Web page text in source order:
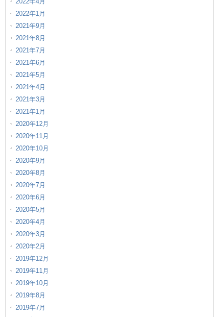
2022年1月
2021年9月
2021年8月
2021年7月
2021年6月
2021年5月
2021年4月
2021年3月
2021年1月
2020年12月
2020年11月
2020年10月
2020年9月
2020年8月
2020年7月
2020年6月
2020年5月
2020年4月
2020年3月
2020年2月
2019年12月
2019年11月
2019年10月
2019年8月
2019年7月